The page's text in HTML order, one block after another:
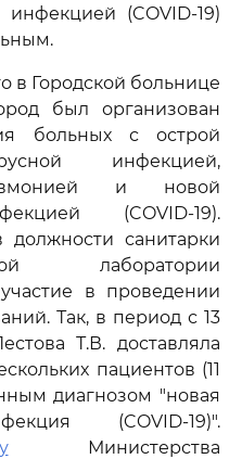
(COVID-19)
в Городской больнице
был организован
больных с острой
инфекцией,
и новой
(COVID-19).
должности санитарки
лаборатории
в проведении
Так, в период с 13
Т.В. доставляла
пациентов (11
диагнозом "новая
(COVID-19)".
Министерства